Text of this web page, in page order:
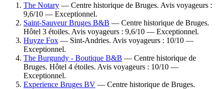
The Notary — Centre historique de Bruges. Avis voyageurs :
9,6/10 — Exceptionnel.
Saint-Sauveur Bruges B&B — Centre historique de Bruges.
Hôtel 3 étoiles. Avis voyageurs : 9,6/10 — Exceptionnel.
Huyze Fox — Sint-Andries. Avis voyageurs : 10/10 —
Exceptionnel.
The Burgundy - Boutique B&B — Centre historique de
Bruges. Hôtel 4 étoiles. Avis voyageurs : 10/10 —
Exceptionnel.
Experience Bruges BV — Centre historique de Bruges.